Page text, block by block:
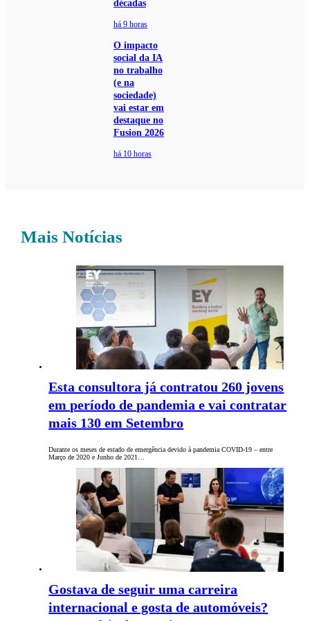
décadas
há 9 horas
O impacto
social da IA
no trabalho
(e na
sociedade)
vai estar em
destaque no
Fusion 2026
há 10 horas
Mais Notícias
Esta consultora já contratou 260 jovens
em período de pandemia e vai contratar
mais 130 em Setembro
Durante os meses de estado de emergência devido à pandemia COVID-19 – entre
Março de 2020 e Junho de 2021…
Gostava de seguir uma carreira
internacional e gosta de automóveis?